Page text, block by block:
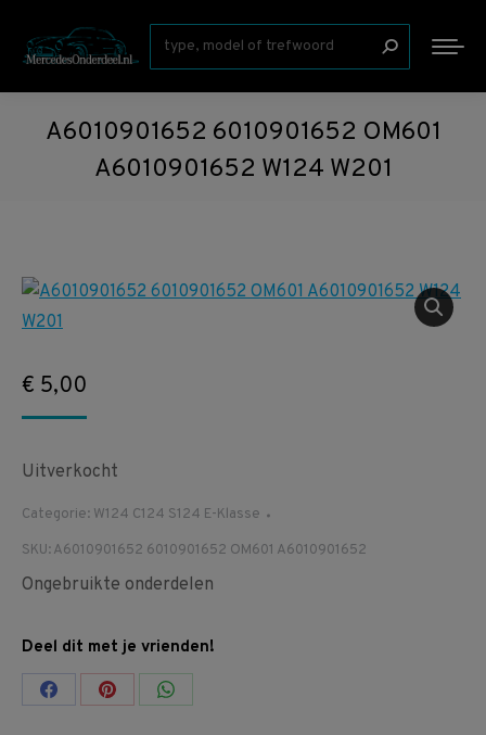
Zoeken:
A6010901652 6010901652 OM601
A6010901652 W124 W201
€ 5,00
Uitverkocht
Categorie: W124 C124 S124 E-Klasse
SKU:A6010901652 6010901652 OM601 A6010901652
Ongebruikte onderdelen
Deel dit met je vrienden!
Share Share Share